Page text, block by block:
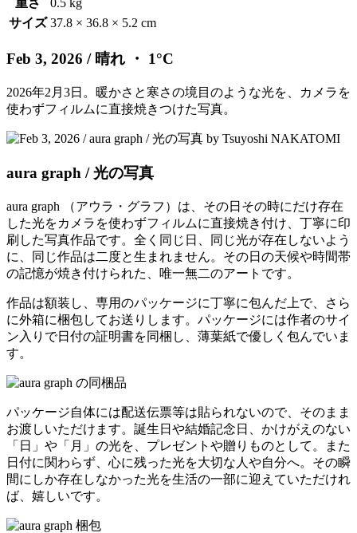
サイズ 37.8 × 36.8 × 5.2 cm
Feb 3, 2026 / 晴れ ・ 1°C
2026年2月3日。暖かさと寒さの境目のような光を、カメラを
使わずフィルムに直接焼きつけた写真。
aura graph / 光の写真
aura graph （アウラ・グラフ）は、その日その時にだけ存在
した光をカメラを使わずフィルムに直接焼き付け、丁寧に印
刷した写真作品です。全く同じ日、同じ光が存在しないよう
に、同じ作品は二度と生まれません。その日の天候や時間帯
の記憶が焼き付けられた、唯一無二のアートです。
作品は額装し、専用のパッケージに丁寧に包んだ上で、さら
に外箱に梱包してお送りします。パッケージには作者のサイ
ン入りで日付の証明書を同梱し、薄葉紙で優しく包んでいま
す。
パッケージ自体には配送伝票等は貼られないので、そのまま
お渡しいただけます。誕生日や結婚記念日、かけがえのない
「日」や「月」の光を、プレゼントや贈りものとして。また
日付に関わらず、心に残った光を大切な人や自分へ。その瞬
間にしか存在しなかった光を生活の一部に迎えていただけれ
ば、嬉しいです。